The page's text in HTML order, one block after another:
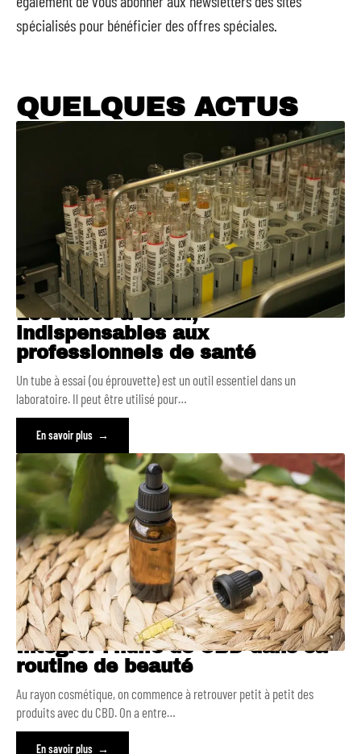
spécialisés pour bénéficier des offres spéciales.
QUELQUES ACTUS
Les tubes à essai,
indispensables aux
professionnels de santé
Un tube à essai (ou éprouvette) est un outil essentiel dans un
laboratoire. Il peut être utilisé pour…
En savoir plus
Intégrer l’huile de CBD dans sa
routine de beauté
Au rayon cosmétique, on commence à retrouver petit à petit des
produits avec du CBD. On a entre…
En savoir plus